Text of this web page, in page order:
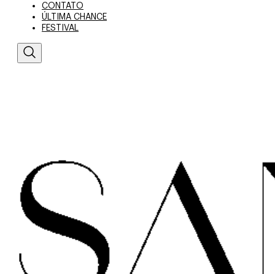
CONTATO
ÚLTIMA CHANCE
FESTIVAL